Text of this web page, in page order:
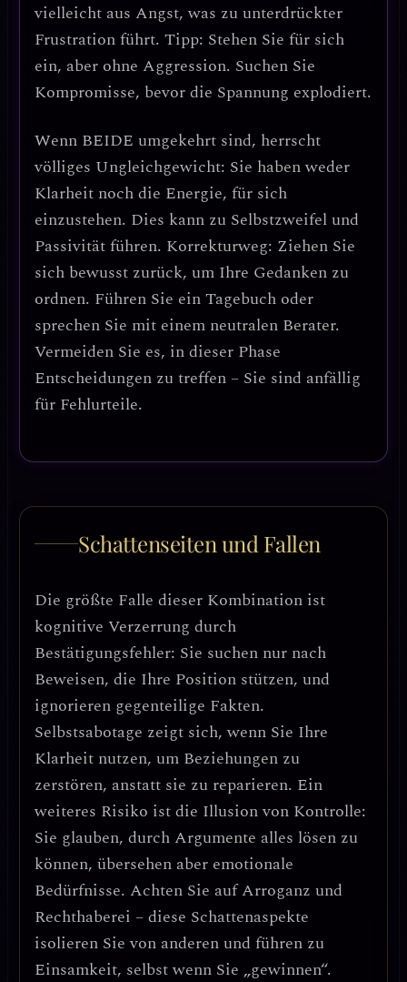
vielleicht aus Angst, was zu unterdrückter
Frustration führt. Tipp: Stehen Sie für sich
ein, aber ohne Aggression. Suchen Sie
Kompromisse, bevor die Spannung explodiert.
Wenn BEIDE umgekehrt sind, herrscht
völliges Ungleichgewicht: Sie haben weder
Klarheit noch die Energie, für sich
einzustehen. Dies kann zu Selbstzweifel und
Passivitätführen. Korrekturweg: Ziehen Sie
sich bewusst zurück, um Ihre Gedanken zu
ordnen. Führen Sie ein Tagebuch oder
sprechen Sie mit einem neutralen Berater.
Vermeiden Sie es, in dieser Phase
Entscheidungen zu treffen – Sie sind anfällig
für Fehlurteile.
Schattenseiten und Fallen
Die größte Falle dieser Kombination ist
kognitive Verzerrung durch
Bestätigungsfehler: Sie suchen nur nach
Beweisen, die Ihre Position stützen, und
ignorieren gegenteilige Fakten.
Selbstsabotage zeigt sich, wenn Sie Ihre
Klarheit nutzen, um Beziehungen zu
zerstören, anstatt sie zu reparieren. Ein
weiteres Risiko ist die Illusion von Kontrolle:
Sie glauben, durch Argumente alles lösen zu
können, übersehen aber emotionale
Bedürfnisse. Achten Sie auf Arroganz und
Rechthaberei – diese Schattenaspekte
isolieren Sie von anderen und führen zu
Einsamkeit, selbst wenn Sie „gewinnen“.